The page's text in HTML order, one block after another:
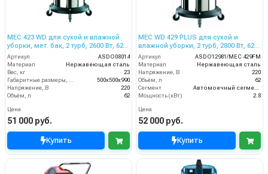
MEC 423 WD для сухой и влажной
уборки, мет. бак, 2 турб, 2600 Вт, 62
л. полн. компл.
Артикул
ASDO08014
Материал
Нержавеющая сталь
Вес, кг
23
Габаритные размеры, мм
500х500х990
Напряжение, В
220
Объём, л
62
Цена
51 000 руб.
Купить
MEC WD 429 PLUS для сухой и
влажной уборки, 2 турб, 2800 Вт, 62
л. Floymix полн. компл.
Артикул
ASDO12981/MEC 429FM
Материал
Нержавеющая сталь
Напряжение, В
220
Объём, л
62
Сегмент
Автомоечный сегмент
Мощность (кВт)
2.8
Цена
52 000 руб.
Купить